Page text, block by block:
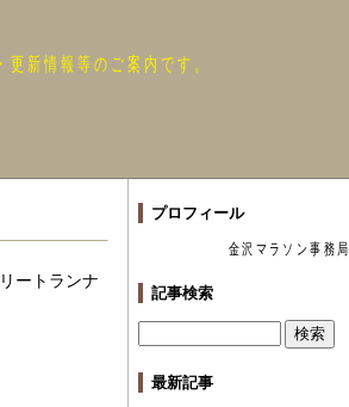
新情報等のご案内です。
ートランナ
プロフィール
金沢マラソン事務局
記事検索
最新記事